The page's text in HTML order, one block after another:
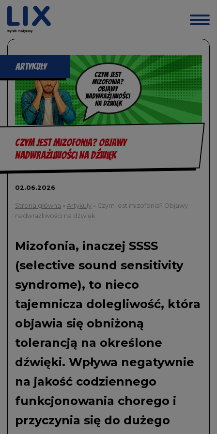
Przejdź
do
treściartykuły
Czym jest mizofonia? Objawy
nadwrażliwości na dźwięk
02.06.2026
Strona główna » Artykuły » Czym jest mizofonia? Objawy
nadwrażliwości na dźwięk
Mizofonia, inaczej SSSS
(selective sound sensitivity
syndrome), to nieco
tajemnicza dolegliwość, która
objawia się obniżoną
tolerancją na określone
dźwięki. Wpływa negatywnie
na jakość codziennego
funkcjonowania chorego i
przyczynia się do dużego